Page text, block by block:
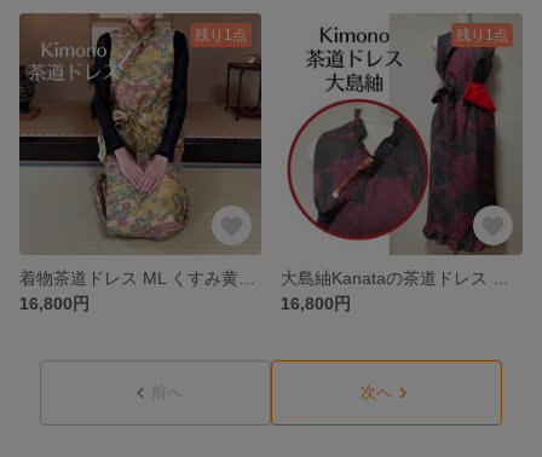
残り1点
16,800円
残り1点
16,800円
前へ 次へ